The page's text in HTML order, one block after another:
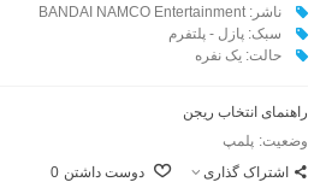
ناشر: BANDAI NAMCO Entertainment
سبک: پازل - پلتفرم
حالت: یک نفره
راهنمای انتخاب ریجن
وضعیت: پلمپ
اشتراک گذاری
دوست داشتن 0